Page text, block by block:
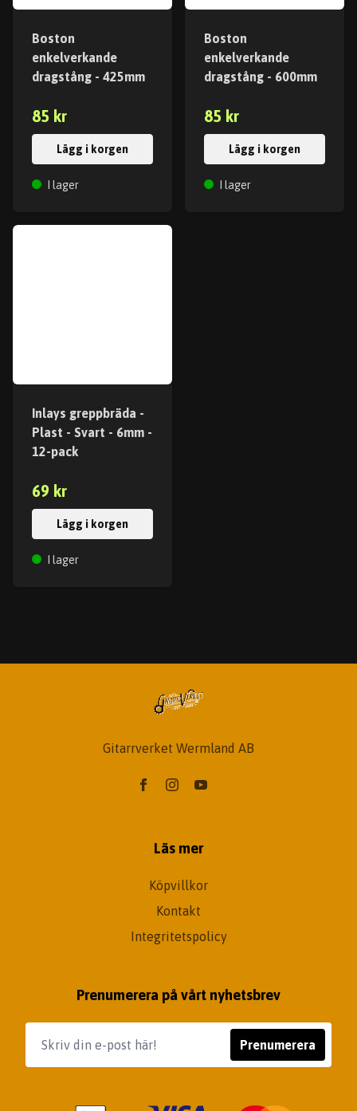
Boston
enkelverkande
dragstång - 425mm
85 kr
Lägg i korgen
I lager
Boston
enkelverkande
dragstång - 600mm
85 kr
Lägg i korgen
I lager
Inlays greppbräda -
Plast - Svart - 6mm -
12-pack
69 kr
Lägg i korgen
I lager
Gitarrverket Wermland AB
Läs mer
Köpvillkor
Kontakt
Integritetspolicy
Prenumerera på vårt nyhetsbrev
Prenumerera